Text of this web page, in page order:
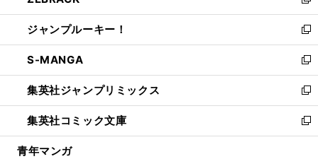
開
く
ウ
で
開
く
ン
ド
ウ
で
開
く
ウ
ィ
ン
ド
ウ
で
開
く
し
い
ウ
ィ
ン
ド
ウ
で
開
ジャンプルーキー！
新
し
い
ウ
ィ
ン
ド
ウ
S-MANGA
新
し
い
ウ
ィ
ン
集英社ジャンプリミックス
新
し
い
ウ
集英社コミック文庫
新
し
青年マンガ